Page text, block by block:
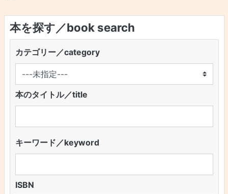
本を探す／book search
カテゴリー／category
本のタイトル／title
キーワード／keyword
ISBN